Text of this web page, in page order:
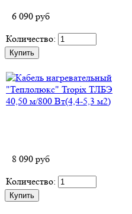
6 090 руб
Количество:
8 090 руб
Количество: